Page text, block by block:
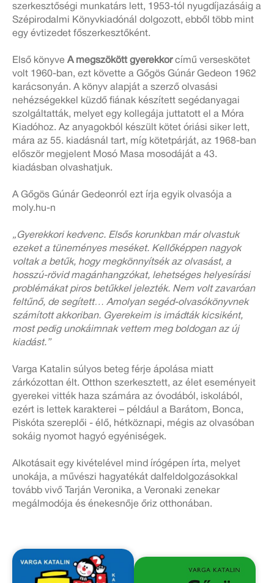
szerkesztőségi munkatárs lett, 1953-tól nyugdíjazásáig a
Szépirodalmi Könyvkiadónál dolgozott, ebből több mint
egy évtizedet főszerkesztőként.
Első könyve A megszökött gyerekkorcímű verseskötet
volt 1960-ban, ezt követte a Gőgös Gúnár Gedeon 1962
karácsonyán. A könyv alapját a szerző olvasási
nehézségekkel küzdő fiának készített segédanyagai
szolgáltatták, melyet egy kollegája juttatott el a Móra
Kiadóhoz. Az anyagokból készült kötet óriási siker lett,
mára az 55. kiadásnál tart, míg kötetpárját, az 1968-ban
először megjelent Mosó Masa mosodáját a 43.
kiadásban olvashatjuk.
A Gőgös Gúnár Gedeonról ezt írja egyik olvasója a
moly.hu-n
„Gyerekkori kedvenc. Elsős korunkban már olvastuk
ezeket a tüneményes meséket. Kellőképpen nagyok
voltak a betűk, hogy megkönnyítsék az olvasást, a
hosszú-rövid magánhangzókat, lehetséges helyesírási
problémákat piros betűkkel jelezték. Nem volt zavaróan
feltűnő, de segített… Amolyan segéd-olvasókönyvnek
számított akkoriban. Gyerekeim is imádták kicsiként,
most pedig unokáimnak vettem meg boldogan az új
kiadást.”
Varga Katalin súlyos beteg férje ápolása miatt
zárkózottan élt. Otthon szerkesztett, az élet eseményeit
gyerekei vitték haza számára az óvodából, iskolából,
ezért is lettek karakterei – például a Barátom, Bonca,
Piskóta szereplői - élő, hétköznapi, mégis az olvasóban
sokáig nyomot hagyó egyéniségek.
Alkotásait egy kivételével mind írógépen írta, melyet
unokája, a művészi hagyatékát dalfeldolgozásokkal
tovább vivő Tarján Veronika, a Veronaki zenekar
megálmodója és énekesnője őriz otthonában.